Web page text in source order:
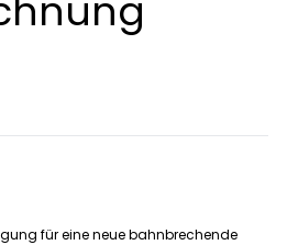
für eine neue bahnbrechende